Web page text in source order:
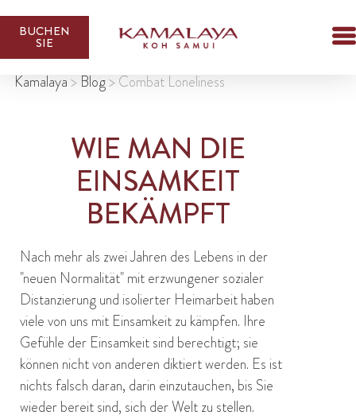
BUCHEN
SIE
Kamalaya> Blog>Combat Loneliness
WIE MAN DIE
EINSAMKEIT
BEKÄMPFT
Nach mehr als zwei Jahren des Lebens in der
"neuen Normalität" mit erzwungener sozialer
Distanzierung und isolierter Heimarbeit haben
viele von uns mit Einsamkeit zu kämpfen. Ihre
Gefühle der Einsamkeit sind berechtigt; sie
können nicht von anderen diktiert werden. Es ist
nichts falsch daran, darin einzutauchen, bis Sie
wieder bereit sind, sich der Welt zu stellen.